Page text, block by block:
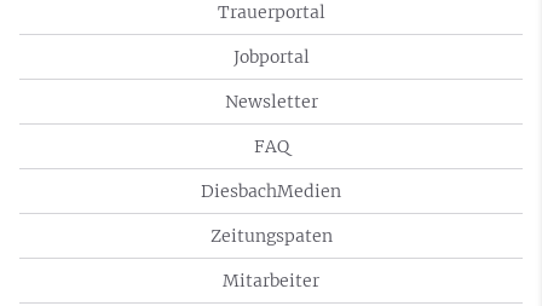
Trauerportal
Jobportal
Newsletter
FAQ
DiesbachMedien
Zeitungspaten
Mitarbeiter